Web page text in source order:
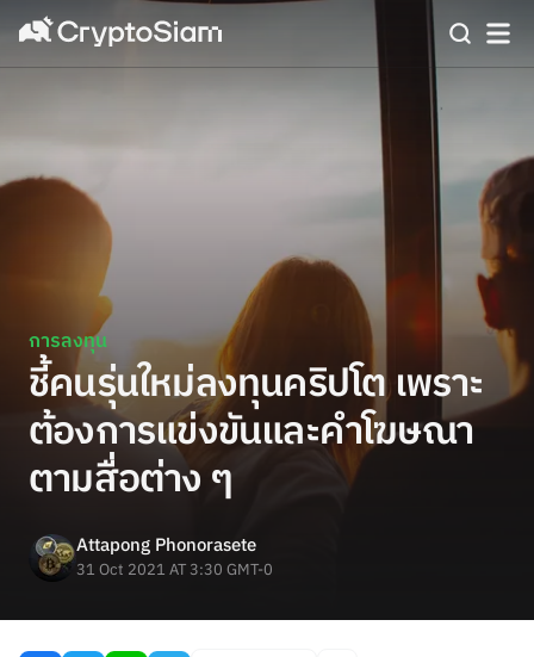
การลงทุน
ชี้คนรุ่นใหม่ลงทุนคริปโต เพราะ
ต้องการแข่งขันและคำโฆษณา
ตามสื่อต่าง ๆ
Attapong Phonorasete
31 Oct 2021 AT 3:30 GMT-0